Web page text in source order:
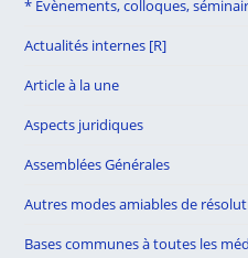
* Evènements, colloques,
Actualités internes [R]
Article à la une
Aspects juridiques
Assemblées Générales
Autres modes amiables de
Bases communes à toutes les